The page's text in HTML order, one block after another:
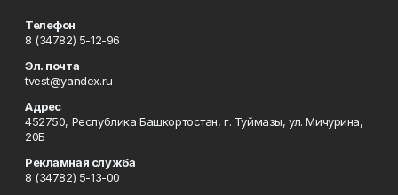
Телефон
8 (34782) 5-12-96
Эл. почта
tvest@yandex.ru
Адрес
452750, Республика Башкортостан, г. Туймазы, ул. Мичурина,
20Б
Рекламная служба
8 (34782) 5-13-00